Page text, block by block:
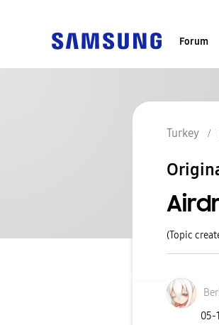
Forum
Turkey
(Topic
‎05-